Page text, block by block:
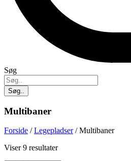
Søg
Søg..
Multibaner
Forside /Legepladser/ Multibaner
Viser 9 resultater